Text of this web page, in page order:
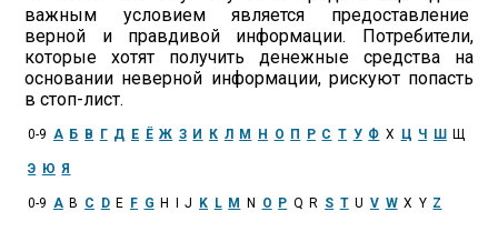
важным условием является предоставление
верной и правдивой информации. Потребители,
которые хотят получить денежные средства на
основании неверной информации, рискуют попасть
в стоп-лист.
0-9 А Б В Г Д Е Ё Ж З И К Л М Н О П Р С Т У Ф Х Ц Ч Ш Щ
Э Ю Я
0-9 A B C D E F G H J K L M N O P Q R S T U V W X Y Z